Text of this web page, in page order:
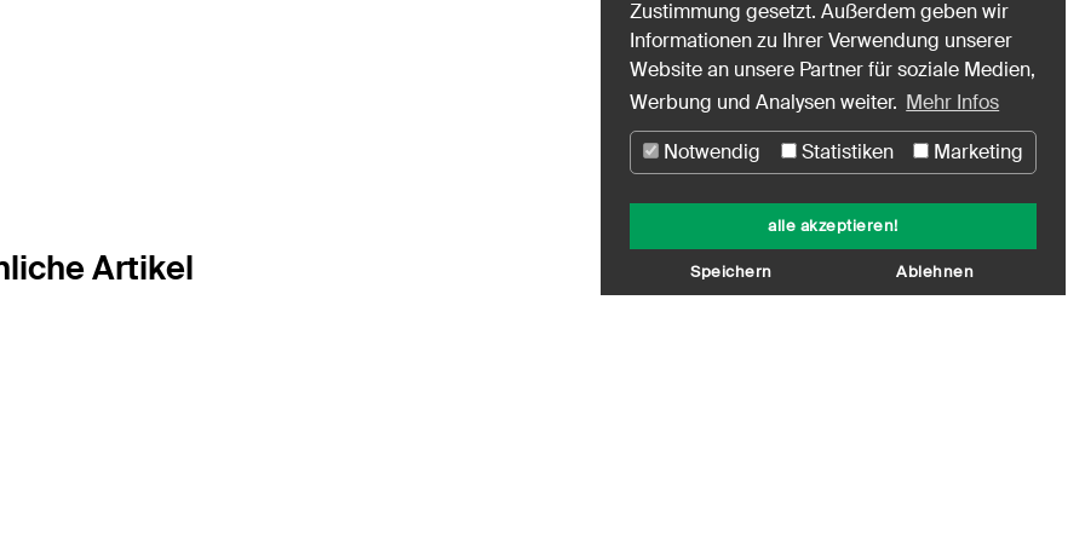
Artikel
Zustimmung gesetzt. Außerdem geben wir
Informationen zu Ihrer Verwendung unserer
Website an unsere Partner für soziale Medien,
Werbung und Analysen weiter. Mehr Infos
Notwendig
Statistiken Marketing
alle akzeptieren!
Speichern Ablehnen